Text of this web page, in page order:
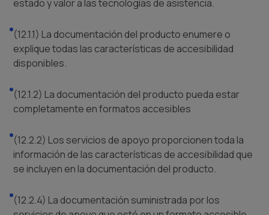
estado y valor a las tecnologías de asistencia.
(12.1.1) La documentación del producto enumere o
explique todas las características de accesibilidad
disponibles.
(12.1.2) La documentación del producto pueda estar
completamente en formatos accesibles
(12.2.2) Los servicios de apoyo proporcionen toda la
información de las características de accesibilidad que
se incluyen en la documentación del producto.
(12.2.4) La documentación suministrada por los